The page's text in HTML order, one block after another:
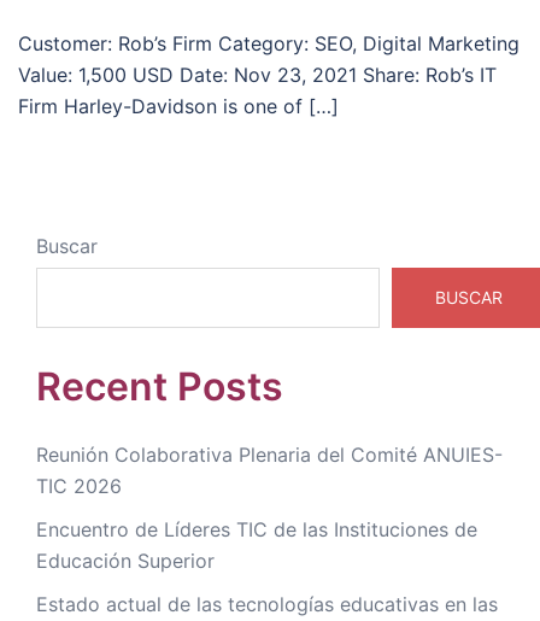
Customer: Rob’s Firm Category: SEO, Digital Marketing
Value: 1,500 USD Date: Nov 23, 2021 Share: Rob’s IT
Firm Harley-Davidson is one of […]
Buscar
BUSCAR
Recent Posts
Reunión Colaborativa Plenaria del Comité ANUIES-
TIC 2026
Encuentro de Líderes TIC de las Instituciones de
Educación Superior
Estado actual de las tecnologías educativas en las